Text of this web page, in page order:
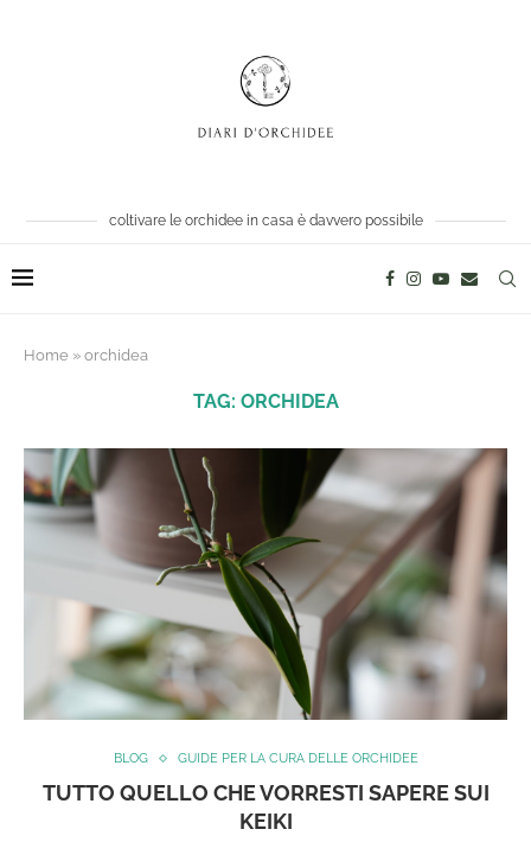
coltivare le orchidee in casa è davvero possibile
Home » orchidea
TAG: ORCHIDEA
BLOG GUIDE PER LA CURA DELLE ORCHIDEE
TUTTO QUELLO CHE VORRESTI SAPERE SUI
KEIKI